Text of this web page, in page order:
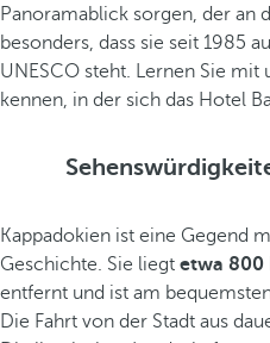
Panoramablick sorgen, der an
besonders, dass sie seit 1985
UNESCO steht. Lernen Sie
kennen, in der sich das Hotel
Kappadokien ist eine Gegend
Geschichte. Sie liegt etwa 800
entfernt und ist am
Die Fahrt von der Stadt aus